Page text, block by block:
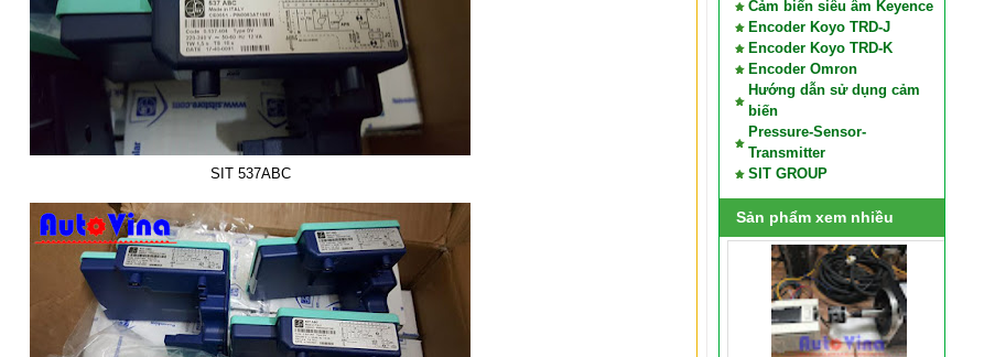
Cảm biến siêu âm Keyence
Encoder Koyo TRD-J
Encoder Koyo TRD-K
Encoder Omron
Hướng dẫn sử dụng cảm
biến
Pressure-Sensor-
Transmitter
SIT GROUP
Sản phẩm xem nhiều
SIT 537ABC